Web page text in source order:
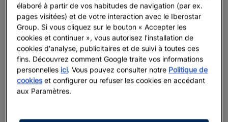
élaboré à partir de vos habitudes de navigation (par ex.
pages visitées) et de votre interaction avec le Iberostar
Group. Si vous cliquez sur le bouton « Accepter les
cookies et continuer », vous autorisez l'installation de
cookies d'analyse, publicitaires et de suivi à toutes ces
fins. Découvrez comment Google traite vos informations
personnelles ici. Vous pouvez consulter notre Politique de
cookies et configurer ou refuser les cookies en accédant
aux Paramètres.